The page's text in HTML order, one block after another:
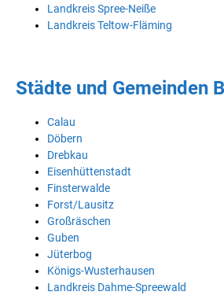
Landkreis Spree-Neiße
Landkreis Teltow-Fläming
Städte und Gemeinden
Calau
Döbern
Drebkau
Eisenhüttenstadt
Finsterwalde
Forst/Lausitz
Großräschen
Guben
Jüterbog
Königs-Wusterhausen
Landkreis Dahme-Spreewald